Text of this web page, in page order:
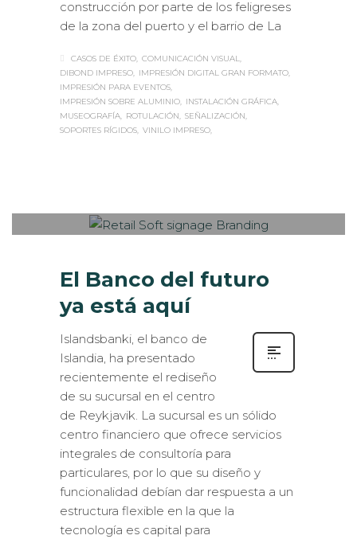
construcción por parte de los feligreses
de la zona del puerto y el barrio de La
CASOS DE ÉXITO COMUNICACIÓN VISUAL
DIBOND IMPRESO
IMPRESIÓN DIGITAL GRAN FORMATO
IMPRESIÓN PARA EVENTOS
IMPRESIÓN SOBRE ALUMINIO
INSTALACIÓN GRÁFICA
MUSEOGRAFÍA
ROTULACIÓN
SEÑALIZACIÓN
SOPORTES RÍGIDOS VINILO IMPRESO
El Banco del futuro
ya está aquí
Islandsbanki, el banco de
Islandia, ha presentado
recientemente el rediseño
de su sucursal en el centro
de Reykjavik. La sucursal es un sólido
centro financiero que ofrece servicios
integrales de consultoría para
particulares, por lo que su diseño y
funcionalidad debían dar respuesta a un
estructura flexible en la que la
tecnología es capital para